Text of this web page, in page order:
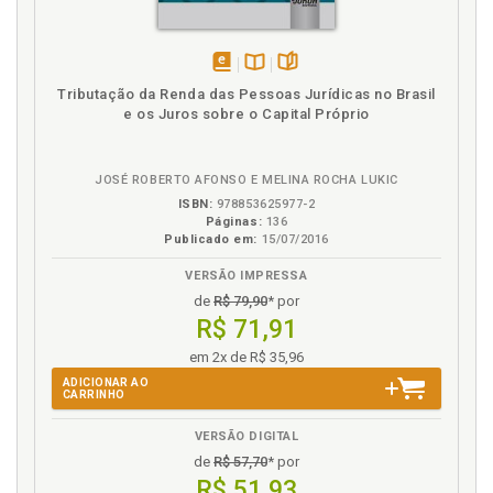
Juridicidade e a função jurídica do interesse público,
Legitimidade. Cidadania digital e legitimidade da
administração tributária, p. 230
Legitimidade. Eficiência como critério de
Nota fiscal eletrônica (NF-e), p. 143
Panóptico ao sinóptico: dadisciplina ao controle, p.
disponível
em
na
páginas
Tributação da Renda das Pessoas Jurídicas no Brasil
e os Juros sobre o Capital Próprio
JOSÉ ROBERTO AFONSO E MELINA ROCHA LUKIC
ISBN: 978853625977-2
Páginas: 136
Publicado em: 15/07/2016
VERSÃO IMPRESSA
de R$ 79,90* por
R$ 71,91
em 2x de R$ 35,96
ADICIONAR AO
CARRINHO
VERSÃO DIGITAL
de R$ 57,70* por